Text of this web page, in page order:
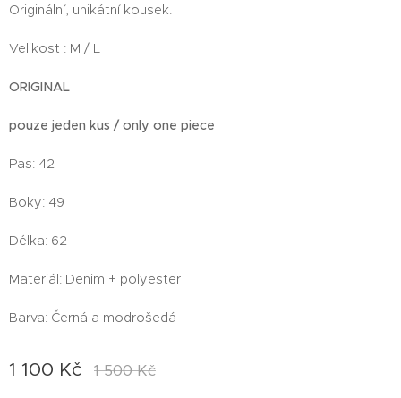
Originální, unikátní kousek.
Velikost : M / L
ORIGINAL
pouze jeden kus / only one piece
Pas: 42
Boky: 49
Délka: 62
Materiál: Denim + polyester
Barva: Černá a modrošedá
1 100 Kč 1 500Kč